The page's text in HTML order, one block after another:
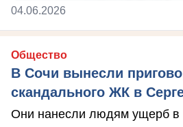
04.06.2026
Общество
В Сочи вынесли
скандального ЖК в
Они нанесли людям ущерб в